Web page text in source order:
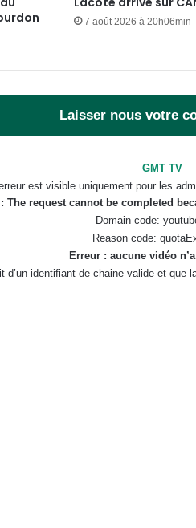
7 août 2026 à 20h06min
Laisser nous votre
GMT TV
est visible uniquement pour les
The request cannot be completed
Domain code:
Reason code:
Erreur : aucune vidéo
d’un identifiant de chaine valide et